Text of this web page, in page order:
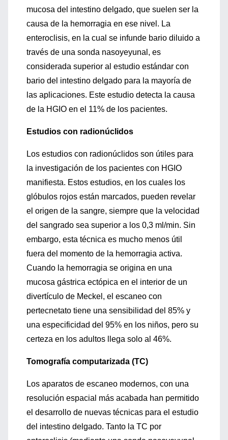
mucosa del intestino delgado, que suelen ser la
causa de la hemorragia en ese nivel. La
enteroclisis, en la cual se infunde bario diluido a
través de una sonda nasoyeyunal, es
considerada superior al estudio estándar con
bario del intestino delgado para la mayoría de
las aplicaciones. Este estudio detecta la causa
de la HGIO en el 11% de los pacientes.
Estudios con radionúclidos
Los estudios con radionúclidos son útiles para
la investigación de los pacientes con HGIO
manifiesta. Estos estudios, en los cuales los
glóbulos rojos están marcados, pueden revelar
el origen de la sangre, siempre que la velocidad
del sangrado sea superior a los 0,3 ml/min. Sin
embargo, esta técnica es mucho menos útil
fuera del momento de la hemorragia activa.
Cuando la hemorragia se origina en una
mucosa gástrica ectópica en el interior de un
divertículo de Meckel, el escaneo con
pertecnetato tiene una sensibilidad del 85% y
una especificidad del 95% en los niños, pero su
certeza en los adultos llega solo al 46%.
Tomografía computarizada (TC)
Los aparatos de escaneo modernos, con una
resolución espacial más acabada han permitido
el desarrollo de nuevas técnicas para el estudio
del intestino delgado. Tanto la TC por